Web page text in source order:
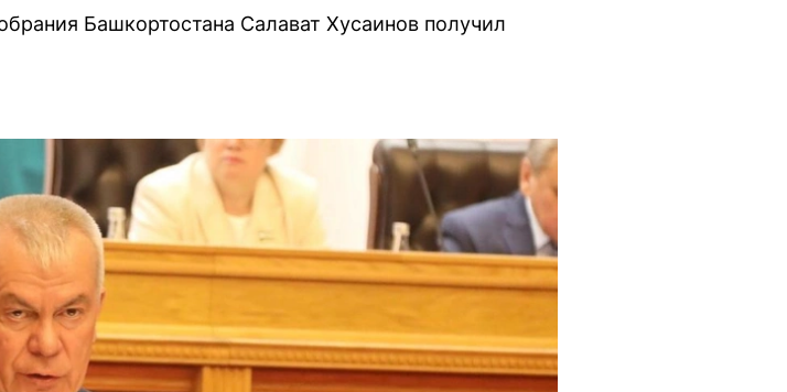
Башкортостана Салават Хусаинов получил